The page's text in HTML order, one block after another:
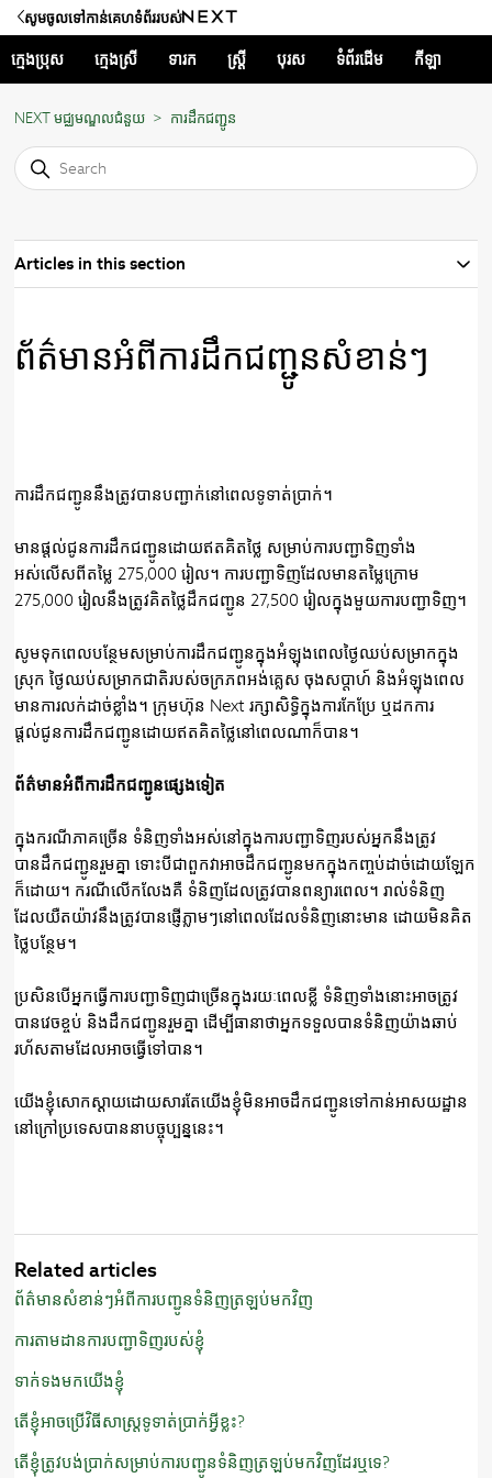
សូមចូលទៅកាន់គេហទំព័ររបស់
ក្មេងប្រុស ក្មេងស្រី ទារក ស្ត្រី បុរស ទំព័រដើម កីឡា
NEXT មជ្ឈមណ្ឌលជំនួយ ការដឹកជញ្ជូន
Articles in this section
ព័ត៌មានអំពីការដឹកជញ្ជូនសំខាន់ៗ
ការដឹកជញ្ជូននឹងត្រូវបានបញ្ជាក់នៅពេលទូទាត់ប្រាក់។
មានផ្តល់ជូនការដឹកជញ្ជូនដោយឥតគិតថ្លៃ សម្រាប់ការបញ្ជាទិញទាំង
អស់លើសពីតម្លៃ 275,000 រៀល។ ការបញ្ជាទិញដែលមានតម្លៃក្រោម
275,000 រៀលនឹងត្រូវ​គិតថ្លៃដឹកជញ្ជូន 27,500 រៀលក្នុងមួយការបញ្ជាទិញ។
សូមទុកពេលបន្ថែមសម្រាប់ការដឹកជញ្ជូនក្នុងអំឡុងពេលថ្ងៃឈប់សម្រាកក្នុង
ស្រុក ថ្ងៃឈប់សម្រាកជាតិរបស់ចក្រភពអង់គ្លេស ចុងសប្តាហ៍ និងអំឡុងពេល
មានការលក់ដាច់ខ្លាំង។ ក្រុមហ៊ុន Next រក្សាសិទ្ធិក្នុងការកែប្រែ ឬដកការ
ផ្តល់ជូនការដឹកជញ្ជូនដោយឥតគិតថ្លៃនៅពេលណាក៏បាន។
ព័ត៌មានអំពីការដឹកជញ្ជូនផ្សេងទៀត
ក្នុងករណីភាគច្រើន ទំនិញទាំងអស់នៅក្នុងការបញ្ជាទិញរបស់អ្នកនឹងត្រូវ
បានដឹកជញ្ជូនរួមគ្នា ទោះបីជាពួកវាអាចដឹកជញ្ជូនមកក្នុងកញ្ចប់ដាច់ដោយឡែក
ក៏ដោយ។ ករណីលើកលែងគឺ ទំនិញដែលត្រូវបានពន្យារពេល។ រាល់ទំនិញ
ដែលយឺតយ៉ាវនឹងត្រូវបានផ្ញើភ្លាមៗនៅពេលដែលទំនិញនោះមាន ដោយមិនគិត
ថ្លៃបន្ថែម។
ប្រសិនបើអ្នកធ្វើការបញ្ជាទិញជាច្រើនក្នុងរយៈពេលខ្លី ទំនិញទាំងនោះអាចត្រូវ
បានវេចខ្ចប់ និងដឹកជញ្ជូនរួមគ្នា ដើម្បីធានាថាអ្នកទទួលបានទំនិញយ៉ាងឆាប់
រហ័សតាមដែលអាច​ធ្វើ​ទៅបាន។
យើងខ្ញុំសោកស្ដាយដោយសារតែយើងខ្ញុំមិនអាចដឹកជញ្ជូនទៅកាន់អាសយដ្ឋាន
នៅក្រៅប្រទេសបាននាបច្ចុប្បន្ននេះ។
Related articles
ព័ត៌មានសំខាន់ៗអំពីការបញ្ជូនទំនិញត្រឡប់មកវិញ
ការតាមដានការបញ្ជាទិញរបស់ខ្ញុំ
ទាក់ទងមកយើងខ្ញុំ
តើខ្ញុំអាចប្រើវិធីសាស្ត្រទូទាត់ប្រាក់អ្វីខ្លះ?
តើខ្ញុំត្រូវបង់ប្រាក់សម្រាប់ការបញ្ជូនទំនិញត្រឡប់មកវិញដែរឬទេ?